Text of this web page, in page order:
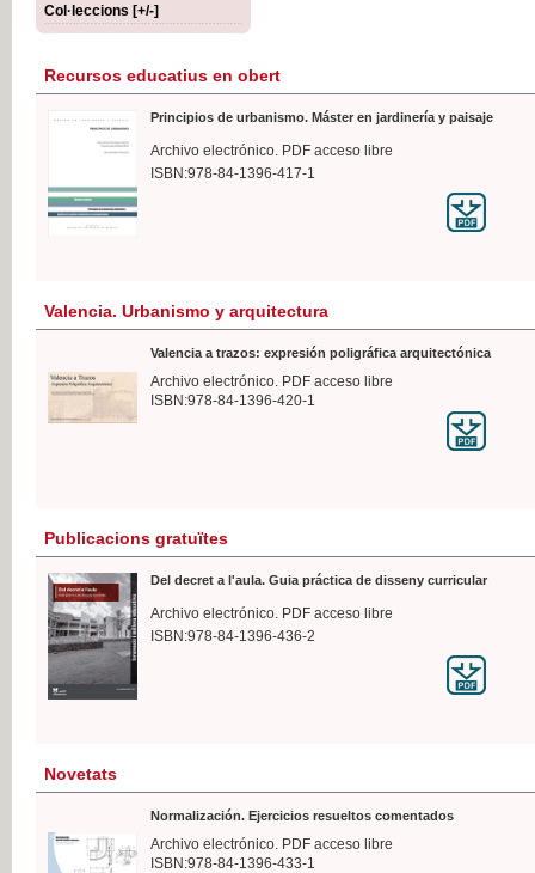
Col·leccions [+/-]
Recursos educatius en obert
Principios de urbanismo. Máster en jardinería y paisaje
Archivo electrónico. PDF acceso libre
ISBN:978-84-1396-417-1
Valencia. Urbanismo y arquitectura
Valencia a trazos: expresión poligráfica arquitectónica
Archivo electrónico. PDF acceso libre
ISBN:978-84-1396-420-1
Publicacions gratuïtes
Del decret a l'aula. Guia práctica de disseny curricular
Archivo electrónico. PDF acceso libre
ISBN:978-84-1396-436-2
Novetats
Normalización. Ejercicios resueltos comentados
Archivo electrónico. PDF acceso libre
ISBN:978-84-1396-433-1